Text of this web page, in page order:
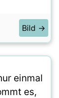
Bild →
einmal
es,